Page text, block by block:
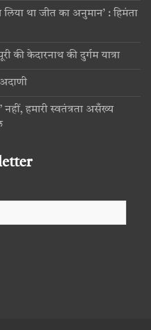
था जीत का अनुमान’ : हिमंता
की केदारनाथ की दुर्गम यात्रा
नहीं, हमारी स्वतंत्रता असँख्य